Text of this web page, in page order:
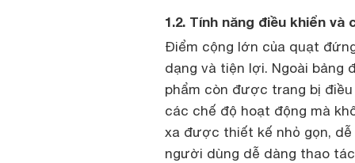
1.2. Tính năng điều khiển
Điểm cộng lớn của quạt
dạng và tiện lợi. Ngoài bảng
phẩm còn được trang bị
các chế độ hoạt động mà
xa được thiết kế nhỏ gọn,
người dùng dễ dàng thao